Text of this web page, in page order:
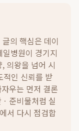
의 핵심은 데이
병원이 경기지
의왕을 넘어 시
적인 신뢰를 받
우는 먼저 결론
준비물처럼 실
서 다시 점검합